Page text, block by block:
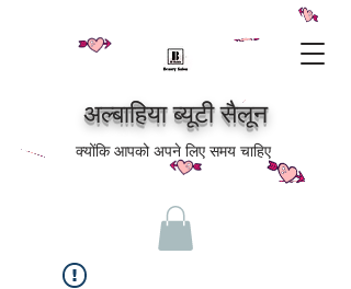
अल्बाहिया ब्यूटी सैलून
क्योंकि आपको अपने लिए समय चाहिए